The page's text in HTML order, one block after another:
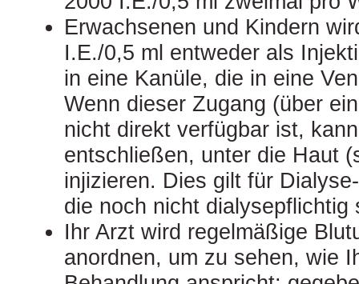
Erwachsenen und Kindern
I.E./0,5 ml entweder als
in eine Kanüle, die in eine
Wenn dieser Zugang (über
nicht direkt verfügbar ist,
entschließen, unter die Haut
injizieren. Dies gilt für
die noch nicht dialysepflichtig
Ihr Arzt wird regelmäßige
anordnen, um zu sehen, wie